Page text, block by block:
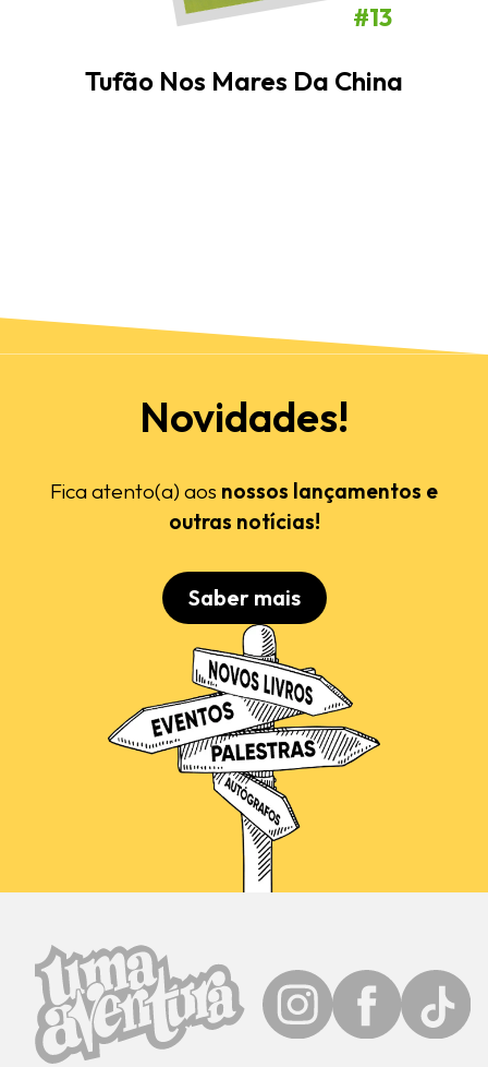
#13
Tufão Nos Mares Da China
Novidades!
Fica atento(a) aos nossos lançamentos e
outras notícias!
Saber mais